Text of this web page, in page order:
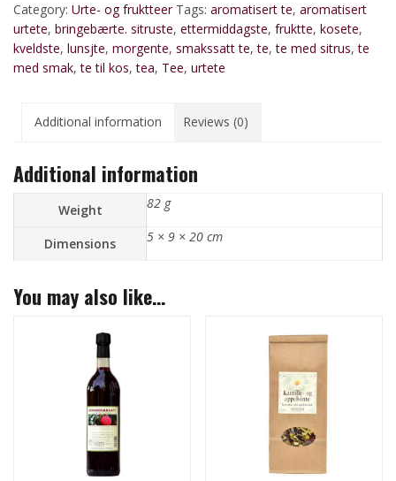
(ren
frukt-
og
urtete)
Category: Urte- og fruktteer Tags: aromatisert te, aromatisert
urtete, bringebærte. sitruste, ettermiddagste, fruktte, kosete,
kveldste, lunsjte, morgente, smakssatt te,te,te med sitrus,te
med smak,te til kos,tea, Tee, urtete
Additional information Reviews (0)
Additional information
Weight 82 g
Dimensions 5 × 9 × 20 cm
You may also like…